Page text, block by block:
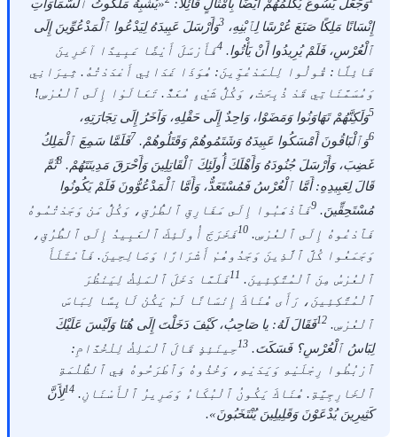
وَجَعَلَ يَسُوعُ يُكَلِّمُهُمْ أَيْضًا بِأَمْثَالٍ قَائِلًا:
«يُشْبِهُ مَلَكُوتُ ٱلسَّمَاوَاتِ
إِنْسَانًا مَلِكًا صَنَعَ عُرْسًا لِٱبْنِهِ، 3وَأَرْسَلَ عَبِيدَهُ لِيَدْعُوا ٱلْمَدْعُوِّينَ إِلَى
ٱلْعُرْسِ، فَلَمْ يُرِيدُوا أَنْ يَأْتُوا. 4فَأَرْسَلَ أَيْضًا عَبِيدًا آخَرِينَ
قَائِلًا: قُولُوا لِلْمَدْعُوِّينَ: هُوَذَا غَدَائِي أَعْدَدْتُهُ. ثِيرَانِي
وَمُسَمَّنَاتِي قَدْ ذُبِحَتْ، وَكُلُّ شَيْءٍ مُعَدٌّ. تَعَالَوْا إِلَى ٱلْعُرْسِ!
5وَلَكِنَّهُمْ تَهَاوَنُوا وَمَضَوْا، وَاحِدٌ إِلَى حَقْلِهِ، وَآخَرُ إِلَى تِجَارَتِهِ،
6وَٱلْبَاقُونَ أَمْسَكُوا عَبِيدَهُ وَشَتَمُوهُمْ وَقَتَلُوهُمْ. 7فَلَمَّا سَمِعَ ٱلْمَلِكُ
غَضِبَ، وَأَرْسَلَ جُنُودَهُ وَأَهْلَكَ أُولَئِكَ ٱلْقَاتِلِينَ وَأَحْرَقَ مَدِينَتَهُمْ. 8ثُمَّ
قَالَ لِعَبِيدِهِ: أَمَّا ٱلْعُرْسُ فَمُسْتَعَدٌّ، وَأَمَّا ٱلْمَدْعُوُّونَ فَلَمْ يَكُونُوا
مُسْتَحِقِّينَ. 9فَٱذْهَبُوا إِلَى مَفَارِقِ ٱلطُّرُقِ، وَكُلُّ مَنْ وَجَدْتُمُوهُ
فَٱدْعُوهُ إِلَى ٱلْعُرْسِ. 10فَخَرَجَ أُولَئِكَ ٱلْعَبِيدُ إِلَى ٱلطُّرُقِ،
وَجَمَعُوا كُلَّ ٱلَّذِينَ وَجَدُوهُمْ أَشْرَارًا وَصَالِحِينَ. فَٱمْتَلَأَ
ٱلْعُرْسُ مِنَ ٱلْمُتَّكِئِينَ. 11فَلَمَّا دَخَلَ ٱلْمَلِكُ لِيَنْظُرَ
ٱلْمُتَّكِئِينَ، رَأَى هُنَاكَ إِنْسَانًا لَمْ يَكُنْ لَابِسًا لِبَاسَ
ٱلْعُرْسِ. 12فَقَالَ لَهُ: يا صَاحِبُ، كَيْفَ دَخَلْتَ إِلَى هُنَا وَلَيْسَ عَلَيْكَ
لِبَاسُ ٱلْعُرْسِ؟ فَسَكَتَ. 13حِينَئِذٍ قَالَ ٱلْمَلِكُ لِلْخُدَّامِ:
ٱرْبُطُوا رِجْلَيْهِ وَيَدَيْهِ، وَخُذُوهُ وَٱطْرَحُوهُ فِي ٱلظُّلْمَةِ
ٱلْخَارِجِيَّةِ. هُنَاكَ يَكُونُ ٱلْبُكَاءُ وَصَرِيرُ ٱلْأَسْنَانِ. 14لِأَنَّ
كَثِيرِينَ يُدْعَوْنَ وَقَلِيلِينَ يُنْتَخَبُونَ».